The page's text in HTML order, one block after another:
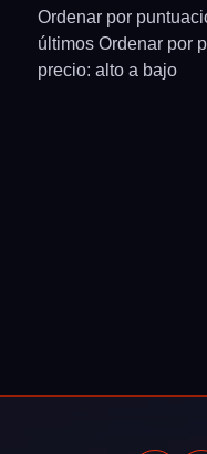
Ordenar por
últimos Ordenar por
precio: alto a bajo